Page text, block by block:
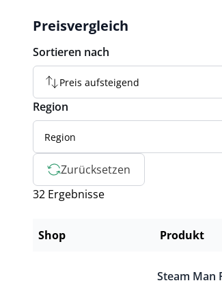
Preisvergleich
Sortieren nach
Preis aufsteigend
Region
Region
Zurücksetzen
32 Ergebnisse
Shop Produkt
Steam Man